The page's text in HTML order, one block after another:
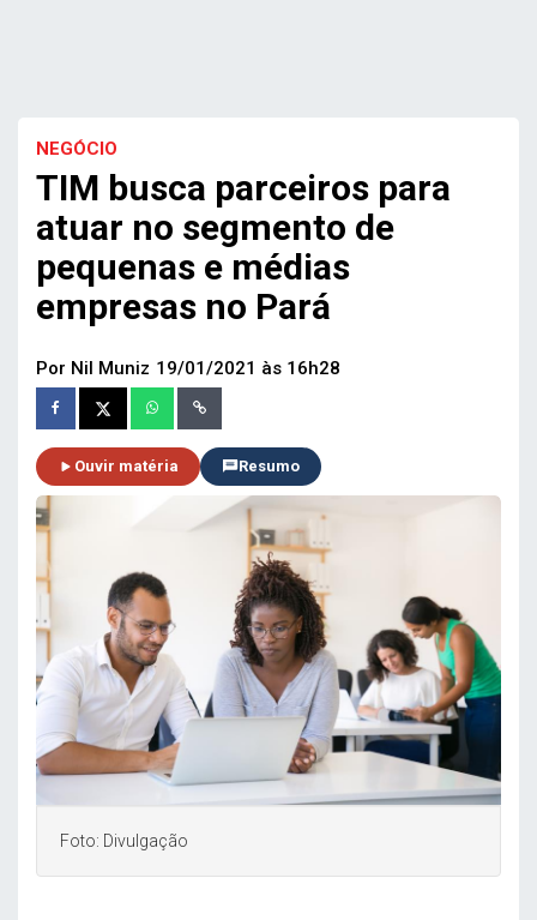
NEGÓCIO
TIM busca parceiros para
atuar no segmento de
pequenas e médias
empresas no Pará
Por Nil Muniz 19/01/2021 às 16h28
Ouvir matéria Resumo
Foto: Divulgação